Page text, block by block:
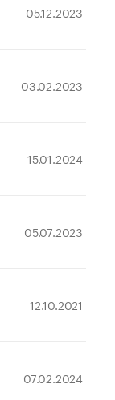
05.12.2023
03.02.2023
15.01.2024
05.07.2023
12.10.2021
07.02.2024